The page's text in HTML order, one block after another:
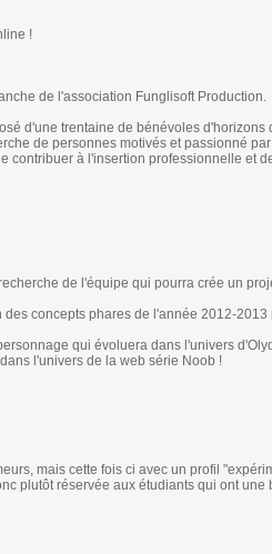
!
de l'association Funglisoft Production.
d'une trentaine de bénévoles
de personnes motivés et passionné
contribuer à l'insertion professionnelle et
de l'équipe qui pourra crée un
concepts phares de l'année 2012-
qui évoluera dans l'univers
l'univers de la web série Noob !
mais cette fois ci avec un profil
plutôt réservée aux étudiants qui ont